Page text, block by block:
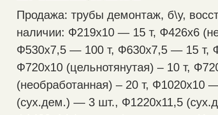
Продажа: трубы демонтаж, б\у,
наличии: Ф219х10 — 15 т, Ф426х6
Ф530х7,5 — 100 т, Ф630х7,5 — 15 т,
Ф720х10 (цельнотянутая) – 10 т,
(необработанная) – 20 т, Ф1020х10
(сух.дем.) — 3 шт., Ф1220х11,5